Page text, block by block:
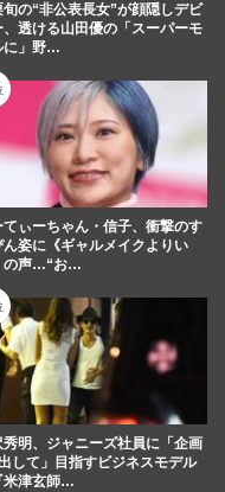
旬の“非公表長女”が顔隠しデビ
、透ける山田優の「スーパーモ
に」野…
てぃーちゃん・信子、衝撃のす
ん姿に《ギャルメイクよりい
の声…“お…
秀明、ジャニーズ社員に「企画
して」目指すビジネスモデル
米津玄師…